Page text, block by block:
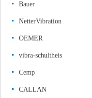
Bauer
NetterVibration
OEMER
vibra-schultheis
Cemp
CALLAN